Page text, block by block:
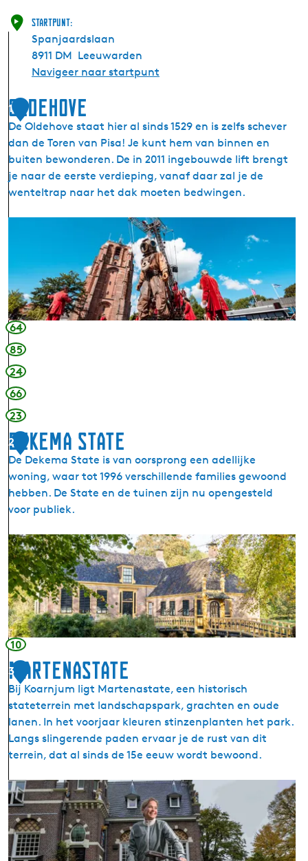
Startpunt:
Spanjaardslaan
8911 DM Leeuwarden
Navigeer naar startpunt
1
Oldehove
De Oldehove staat hier al sinds 1529 en is zelfs schever
dan de Toren van Pisa! Je kunt hem van binnen en
buiten bewonderen. De in 2011 ingebouwde lift brengt
je naar de eerste verdieping, vanaf daar zal je de
wenteltrap naar het dak moeten bedwingen.
e
h
o
v
e
64
85
24
66
23
2
Dekema State
De Dekema State is van oorsprong een adellijke
woning, waar tot 1996 verschillende families gewoond
hebben. De State en de tuinen zijn nu opengesteld
voor publiek.
D
e
k
e
m
a
S
a
t
e
10
3
Martenastate
Bij Koarnjum ligt Martenastate, een historisch
stateterrein met landschapspark, grachten en oude
lanen. In het voorjaar kleuren stinzenplanten het park.
Langs slingerende paden ervaar je de rust van dit
terrein, dat al sinds de 15e eeuw wordt bewoond.
M
a
r
t
e